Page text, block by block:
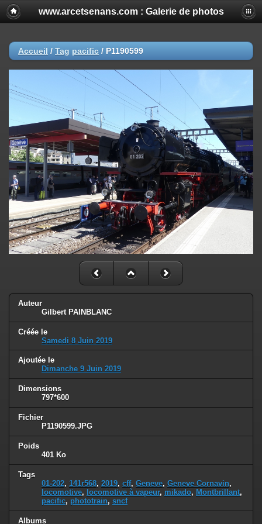
www.arcetsenans.com : Galerie de photos
Accueil / Tag pacific / P1190599
Auteur
Gilbert PAINBLANC
Créée le
Samedi 8 Juin 2019
Ajoutée le
Dimanche 9 Juin 2019
Dimensions
797*600
Fichier
P1190599.JPG
Poids
401 Ko
Tags
01-202, 141r568, 2019, cff, Geneve, Geneve Cornavin,
locomotive, locomotive à vapeur, mikado, Montbrillant,
pacific, phototrain, sncf
Albums